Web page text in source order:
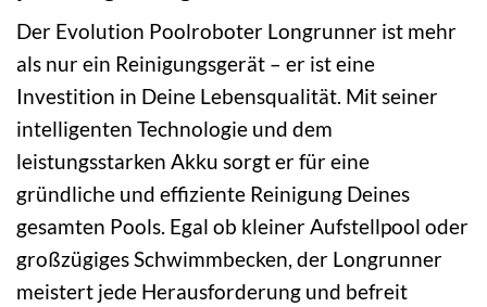
Der Evolution Poolroboter Longrunner ist mehr
als nur ein Reinigungsgerät – er ist eine
Investition in Deine Lebensqualität. Mit seiner
intelligenten Technologie und dem
leistungsstarken Akku sorgt er für eine
gründliche und effiziente Reinigung Deines
gesamten Pools. Egal ob kleiner Aufstellpool oder
großzügiges Schwimmbecken, der Longrunner
meistert jede Herausforderung und befreit